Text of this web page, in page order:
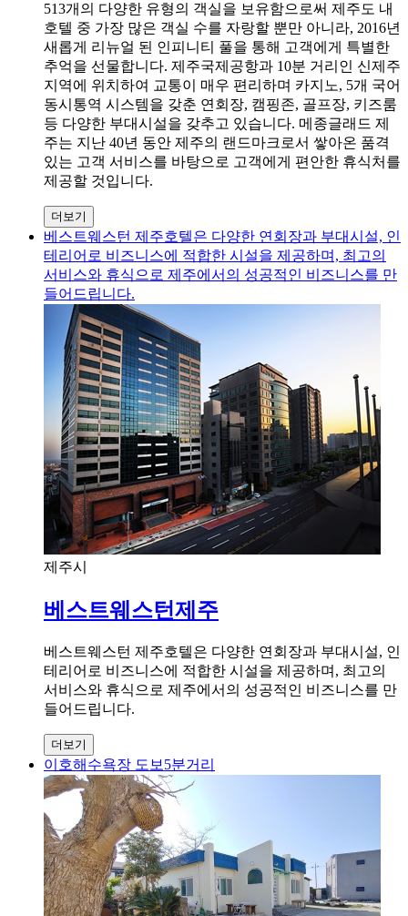
513개의 다양한 유형의 객실을 보유함으로써 제주도 내
호텔 중 가장 많은 객실 수를 자랑할 뿐만 아니라, 2016년
새롭게 리뉴얼 된 인피니티 풀을 통해 고객에게 특별한
추억을 선물합니다. 제주국제공항과 10분 거리인 신제주
지역에 위치하여 교통이 매우 편리하며 카지노, 5개 국어
동시통역 시스템을 갖춘 연회장, 캠핑존, 골프장, 키즈룸
등 다양한 부대시설을 갖추고 있습니다. 메종글래드 제
주는 지난 40년 동안 제주의 랜드마크로서 쌓아온 품격
있는 고객 서비스를 바탕으로 고객에게 편안한 휴식처를
제공할 것입니다.
더보기
베스트웨스턴 제주호텔은 다양한 연회장과 부대시설, 인
테리어로 비즈니스에 적합한 시설을 제공하며, 최고의
서비스와 휴식으로 제주에서의 성공적인 비즈니스를 만
들어드립니다.
제주시
베스트웨스턴제주
베스트웨스턴 제주호텔은 다양한 연회장과 부대시설, 인
테리어로 비즈니스에 적합한 시설을 제공하며, 최고의
서비스와 휴식으로 제주에서의 성공적인 비즈니스를 만
들어드립니다.
더보기
이호해수욕장 도보5분거리